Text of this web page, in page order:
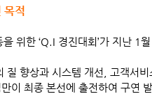
목적
위한 ‘Q.I 경진대회’가 지난
질 향상과 시스템 개선, 고객서
이 최종 본선에 출전하여 구연